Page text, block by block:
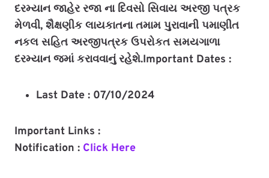
દરમ્યાન જાહેર રજા ના દિવસો સિવાય અરજી પત્રક
મેળવી, શૈક્ષણીક લાયકાતના તમામ પુરાવાની પમાણીત
નકલ સહિત અરજીપત્રક ઉપરોકત સમયગાળા
દરમ્યાન જમાં કરાવવાનું રહેશે.Important Dates :
Last Date : 07/10/2024
Important Links :
Notification : Click Here